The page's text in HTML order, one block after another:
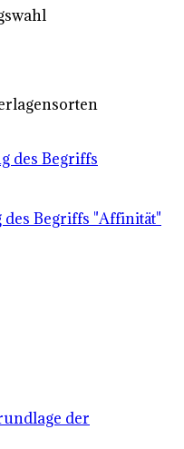
des Begriffs
Begriffs "Affinität"
der